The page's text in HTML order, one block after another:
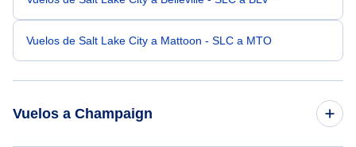
Vuelos de Salt Lake City a Mattoon - SLC a MTO
Vuelos a Champaign